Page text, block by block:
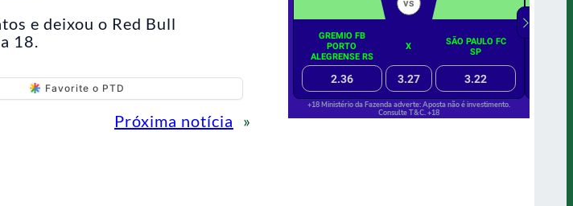
e deixou o Red Bull
18.
Favorite o PTD
Próxima notícia »